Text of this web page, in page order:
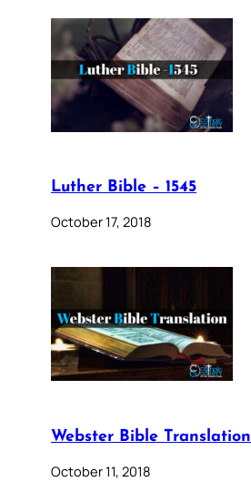
Luther Bible – 1545
October 17, 2018
Webster Bible Translation
October 11, 2018